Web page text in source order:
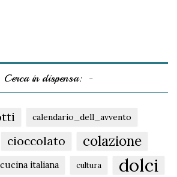
Cerca in dispensa:
calendario_dell_avvento
cioccolato colazione
cucina italiana cultura dolci